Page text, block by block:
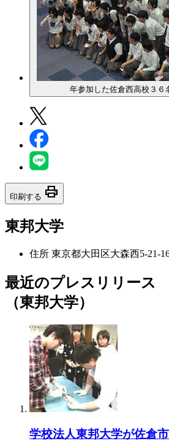
年参加した佐倉西高校３６
印刷する print
東邦大学
住所 東京都大田区大森西5-21-
最近のプレスリリース
（東邦大学）
学校法人東邦大学が佐倉